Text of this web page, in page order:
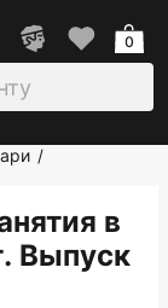
0
/
в
Выпуск